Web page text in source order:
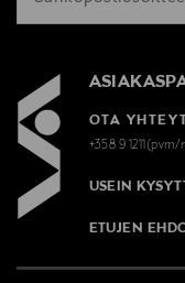
OTA
+358 9
USEIN
ETUJEN